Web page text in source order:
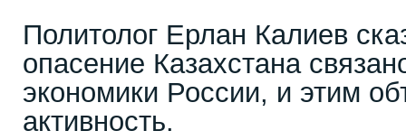
Политолог Ерлан Калиев
опасение Казахстана
экономики России, и этим
активность.